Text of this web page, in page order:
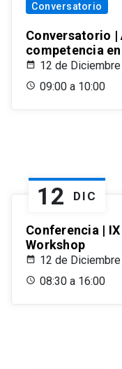
Conversatorio
Conversatorio |
competencia
12 de
09:00 a 10:00
12 DIC
Conferencia |
Workshop
12 de
08:30 a 16:00